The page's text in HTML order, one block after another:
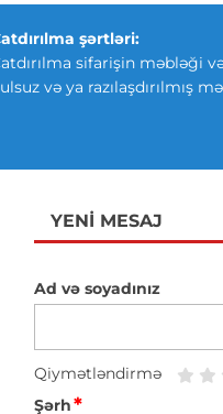
şərtləri:
sifarişin məbləği
və ya razılaşdırılmış
YENI MESAJ
Ad və soyadınız
Qiymətləndirmə
Şərh*